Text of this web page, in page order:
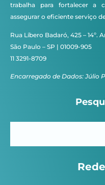
trabalha para fortalecer a
assegurar o eficiente serviço
Rua Líbero Badaró, 425 – 14º.
São Paulo – SP | 01009-905
11 3291-8709
Encarregado de Dados: Júlio